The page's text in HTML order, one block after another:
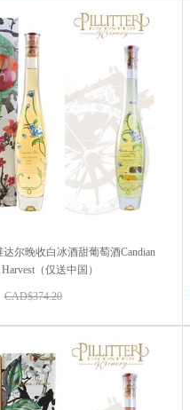
尔晚收白冰酒甜葡萄酒Candian
（仅送中国）
CAD$374.20